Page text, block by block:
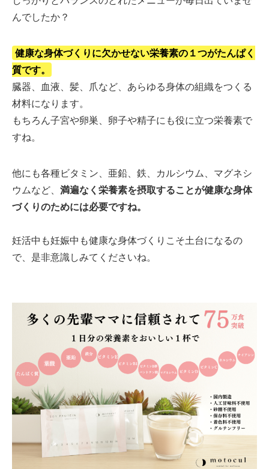
んでしたか？
健康な身体づくりに欠かせない栄養素の１つがたんぱく
質です。
臓器、血液、髪、爪など、あらゆる身体の組織をつくる
材料になります。
もちろん子宮や卵巣、卵子や精子にも役に立つ栄養素で
すね。
他にも各種ビタミン、亜鉛、鉄、カルシウム、マグネシ
ウムなど、 満遍なく栄養素を摂取することが健康な身体
づくりのためには必要ですね。
妊活中も妊娠中も健康な身体づくりこそ土台になるの
で、是非意識しみてくださいね。